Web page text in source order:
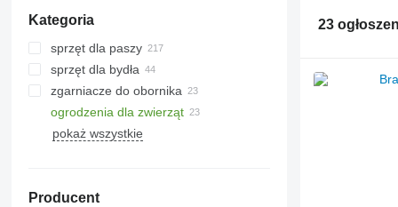
Kategoria
sprzęt dla paszy
kruszarki do ziarna
popychacze do paszy
walce do kiszonki
podajniki paszy
kruszarki do grysu
sprzęt dla bydła
systemy udojowe
zbiorniki na mleko
podajniki paszy
szczotki dla krów
zgarniacze do obornika
ogrodzenia dla zwierząt
brony do maneży
pokaż wszystkie
Producent
23